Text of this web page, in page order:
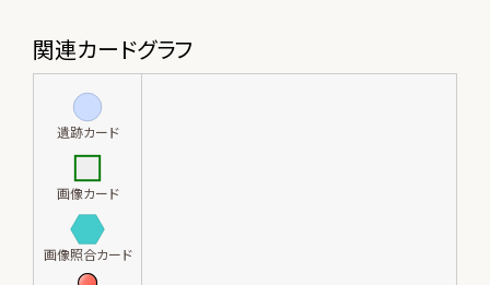
関連カードグラフ
遺跡カード
画像カード
画像照合カード